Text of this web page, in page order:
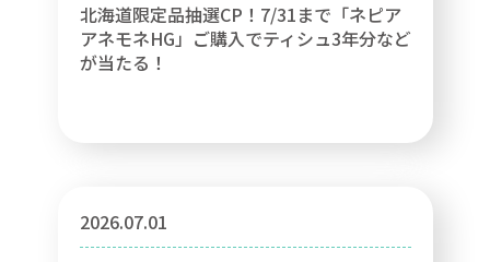
北海道限定品抽選CP！7/31まで「ネピア
アネモネHG」ご購入でティシュ3年分など
が当たる！
2026.07.01